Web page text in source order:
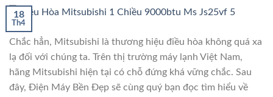
18
Th4
Chắc hẳn, Mitsubishi là thương hiệu điều hòa không quá xa
lạ đối với chúng ta. Trên thị trường máy lạnh Việt Nam,
hãng Mitsubishi hiện tại có chỗ đứng khá vững chắc. Sau
đây, Điện Máy Bền Đẹp sẽ cùng quý bạn đọc tìm hiểu về